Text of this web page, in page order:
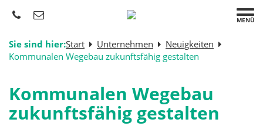
MENÜ
Sie sind hier:Start Unternehmen
Neuigkeiten
Kommunalen Wegebau zukunftsfähig gestalten
Kommunalen Wegebau
zukunftsfähig gestalten